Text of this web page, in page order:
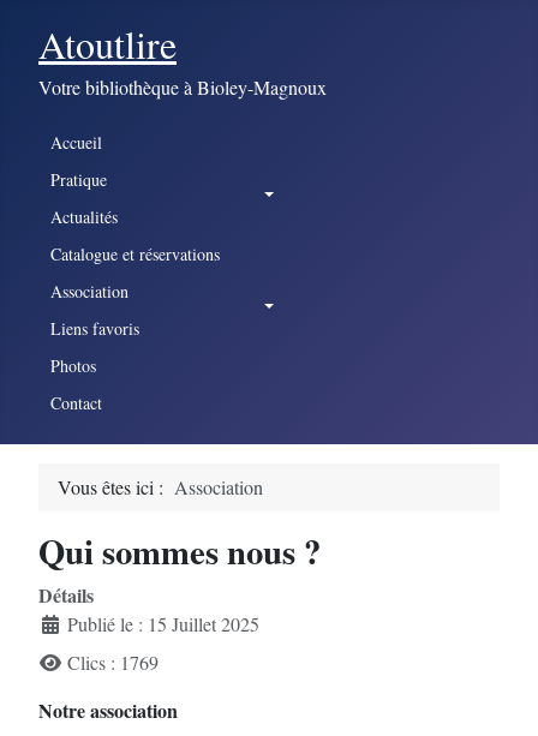
Atoutlire
Votre bibliothèque à Bioley-Magnoux
Accueil
Pratique
Actualités
Catalogue et réservations
Association
Liens favoris
Photos
Contact
Vous êtes ici : Association
Qui sommes nous ?
Détails
Publié le : 15 Juillet 2025
Clics : 1769
Notre association